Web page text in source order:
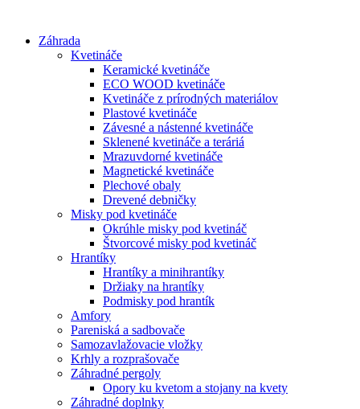
obsah
Záhrada
Kvetináče
Keramické kvetináče
ECO WOOD kvetináče
Kvetináče z prírodných materiálov
Plastové kvetináče
Závesné a nástenné kvetináče
Sklenené kvetináče a teráriá
Mrazuvdorné kvetináče
Magnetické kvetináče
Plechové obaly
Drevené debničky
Misky pod kvetináče
Okrúhle misky pod kvetináč
Štvorcové misky pod kvetináč
Hrantíky
Hrantíky a minihrantíky
Držiaky na hrantíky
Podmisky pod hrantík
Amfory
Pareniská a sadbovače
Samozavlažovacie vložky
Krhly a rozprašovače
Záhradné pergoly
Opory ku kvetom a stojany na kvety
Záhradné doplnky